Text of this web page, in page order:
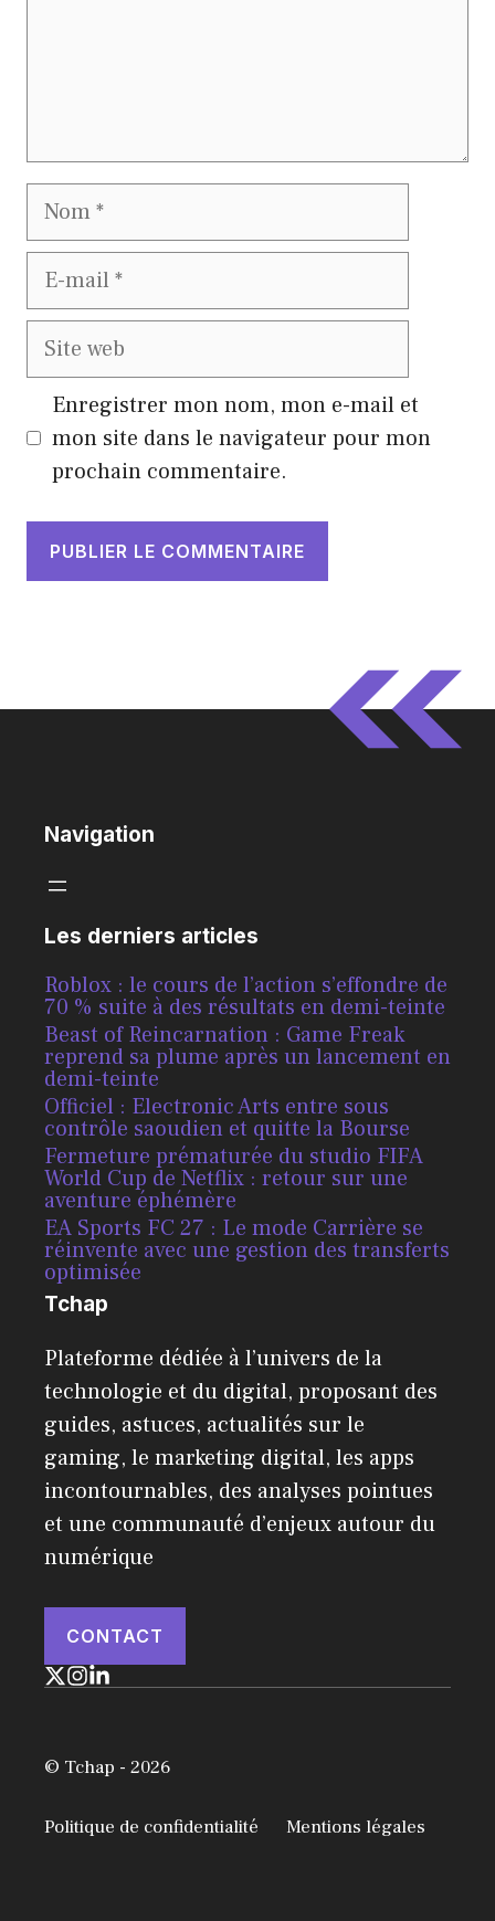
Nom
E-
Site
Enregistrer mon nom, mon e-mail et
mon site dans le navigateur pour mon
prochain commentaire.
Navigation
Les derniers articles
Roblox : le cours de l’action s’effondre de
70 % suite à des résultats en demi-teinte
Beast of Reincarnation : Game Freak
reprend sa plume après un lancement en
demi-teinte
Officiel : Electronic Arts entre sous
contrôle saoudien et quitte la Bourse
Fermeture prématurée du studio FIFA
World Cup de Netflix : retour sur une
aventure éphémère
EA Sports FC 27 : Le mode Carrière se
réinvente avec une gestion des transferts
optimisée
Tchap
Plateforme dédiée à l’univers de la
technologie et du digital, proposant des
guides, astuces, actualités sur le
gaming, le marketing digital, les apps
incontournables, des analyses pointues
et une communauté d’enjeux autour du
numérique
CONTACT
© Tchap - 2026
Politique de confidentialité Mentions légales